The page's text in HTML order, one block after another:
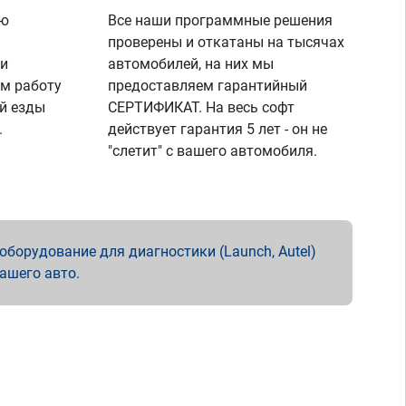
работу
езды
Все наши программные решения
проверены и откатаны на тысячах
автомобилей, на них мы
предоставляем гарантийный
СЕРТИФИКАТ. На весь софт
действует гарантия 5 лет - он не
"слетит" с вашего автомобиля.
для диагностики (Launch, Autel)
авто.